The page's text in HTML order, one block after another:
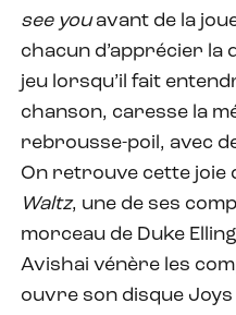
see youavant de la
chacun d’apprécier la
jeu lorsqu’il fait
chanson, caresse la
rebrousse-poil, avec
On retrouve cette joie
Waltz, une de ses
morceau de Duke
Avishai vénère les
ouvre son disque Joys